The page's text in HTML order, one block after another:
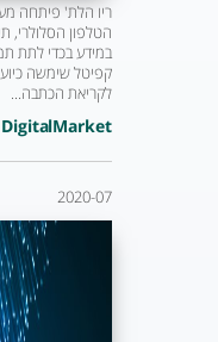
ריו הלת' פיתחה
הטלפון הסלולרי,
במידע בכדי לתת
קפיטל שימשה
לקריאת הכתבה...
DigitalMarket
2020-07